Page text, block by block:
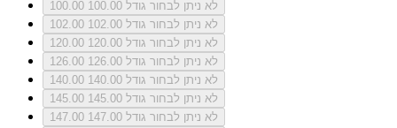
100.00
לא ניתן לבחור גודל 100.00
102.00
לא ניתן לבחור גודל 102.00
120.00
לא ניתן לבחור גודל 120.00
126.00
לא ניתן לבחור גודל 126.00
140.00
לא ניתן לבחור גודל 140.00
145.00
לא ניתן לבחור גודל 145.00
147.00
לא ניתן לבחור גודל 147.00